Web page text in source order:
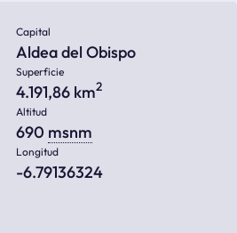
Capital
Aldea del Obispo
Superficie
4.191,86 km2
Altitud
690 msnm
Longitud
-6.79136324